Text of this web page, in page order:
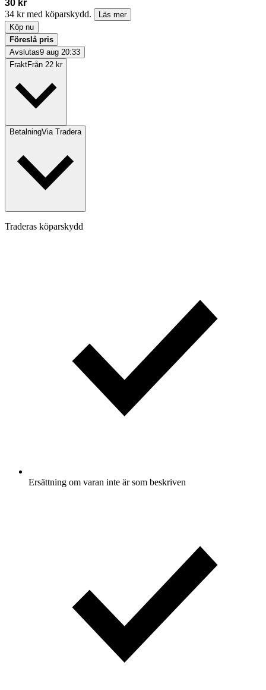
30 kr
34 kr med köparskydd.
Läs mer
Köp nu
Föreslå pris
Avslutas9 aug 20:33
FraktFrån 22 kr
BetalningVia Tradera
Traderas köparskydd
Ersättning om varan inte är som beskriven